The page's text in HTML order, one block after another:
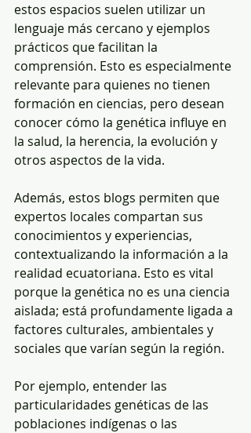
estos espacios suelen utilizar un
lenguaje más cercano y ejemplos
prácticos que facilitan la
comprensión. Esto es especialmente
relevante para quienes no tienen
formación en ciencias, pero desean
conocer cómo la genética influye en
la salud, la herencia, la evolución y
otros aspectos de la vida.
Además, estos blogs permiten que
expertos locales compartan sus
conocimientos y experiencias,
contextualizando la información a la
realidad ecuatoriana. Esto es vital
porque la genética no es una ciencia
aislada; está profundamente ligada a
factores culturales, ambientales y
sociales que varían según la región.
Por ejemplo, entender las
particularidades genéticas de las
poblaciones indígenas o las